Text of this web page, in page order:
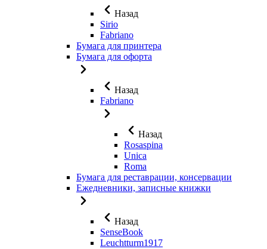
Назад
Sirio
Fabriano
Бумага для принтера
Бумага для офорта
Назад
Fabriano
Назад
Rosaspina
Unica
Roma
Бумага для реставрации, консервации
Ежедневники, записные книжки
Назад
SenseBook
Leuchtturm1917